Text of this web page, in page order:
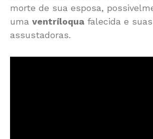
morte de sua esposa,
uma ventríloqua falecida e
assustadoras.